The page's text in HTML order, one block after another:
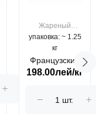
Жареный
цыпленок
упаковка: ~ 1.25
кг
Французский
гриль, кг
198.00лей/кг